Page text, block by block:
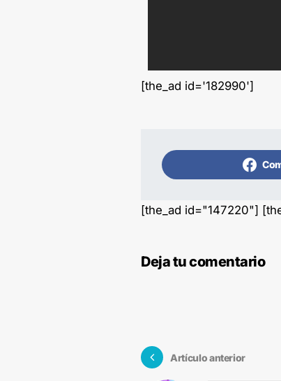
[the_ad id='182990']
[the_ad id="147220"]
Deja tu comentario
Artículo anterior